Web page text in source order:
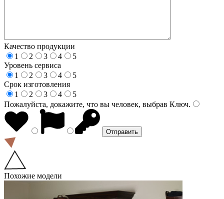
Качество продукции
1
2 3 4
5
Уровень сервиса
1
2 3 4
5
Срок изготовления
1
2 3 4
5
Пожалуйста, докажите, что вы человек, выбрав Ключ.
Похожие модели